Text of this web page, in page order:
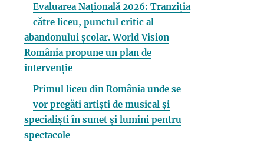
Evaluarea Națională 2026: Tranziția
către liceu, punctul critic al
abandonului școlar. World Vision
România propune un plan de
intervenție
Primul liceu din România unde se
vor pregăti artiști de musical și
specialiști în sunet și lumini pentru
spectacole